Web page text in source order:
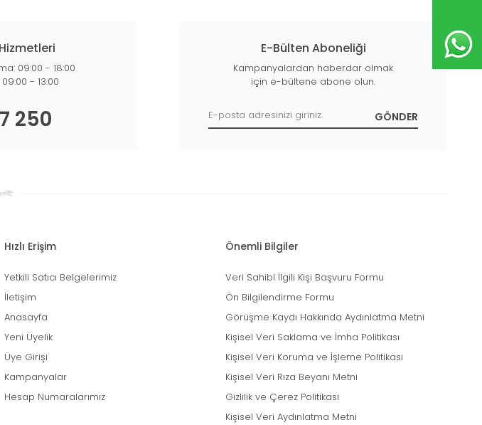
09:00 - 18:00
- 13:00
250
E-Bülten Aboneliği
Kampanyalardan haberdar olmak
için e-bültene abone olun.
Hızlı Erişim
Yetkili Satıcı Belgelerimiz
İletişim
Anasayfa
Yeni Üyelik
Üye Girişi
Kampanyalar
Hesap Numaralarımız
Önemli Bilgiler
Veri Sahibi İlgili Kişi Başvuru Formu
Ön Bilgilendirme Formu
Görüşme Kaydı Hakkında Aydınlatma Metni
Kişisel Veri Saklama ve İmha Politikası
Kişisel Veri Koruma ve İşleme Politikası
Kişisel Veri Rıza Beyanı Metni
Gizlilik ve Çerez Politikası
Kişisel Veri Aydınlatma Metni